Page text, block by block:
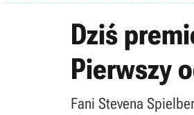
Dziś
Pierwszy
Fani Stevena